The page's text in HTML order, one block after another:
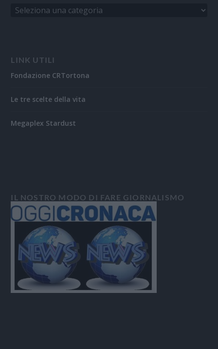
LINK UTILI
Fondazione CRTortona
Le tre scelte della vita
Megaplex Stardust
IL NOSTRO MODO DI FARE GIORNALISMO